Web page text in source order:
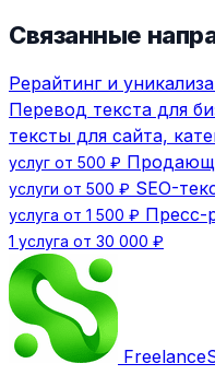
Связанные
Рерайтинг и
Перевод текста для
тексты для сайта,
услуг от 500 ₽
услуги от 500 ₽ SEO-
услуга от 1 500 ₽ Пресс-
1 услуга от 30 000 ₽
Freelance